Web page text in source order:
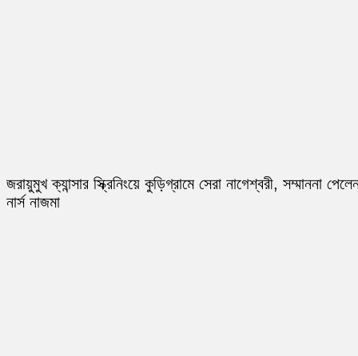
জরায়ুমুখ ক্যান্সার স্ক্রিনিংয়ে কুড়িগ্রামে সেরা নাগেশ্বরী, সম্মাননা
নার্স নাজমা